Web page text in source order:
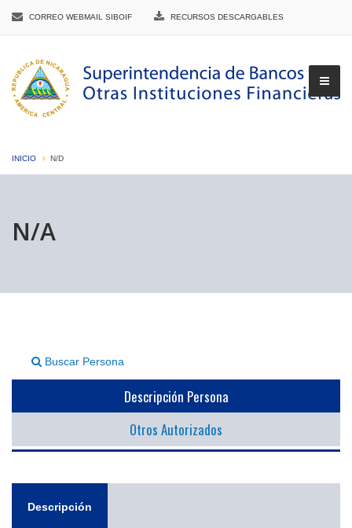
CORREO WEBMAIL SIBOIF RECURSOS DESCARGABLES
INICIO N/D
N/A
Buscar Persona
Descripción Persona
Otros Autorizados
Descripción